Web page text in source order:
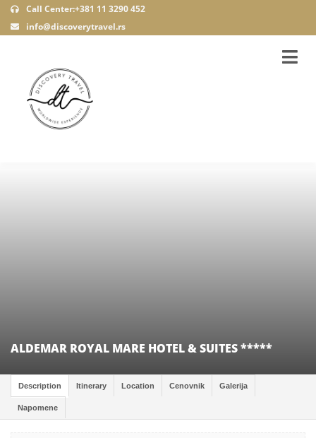
Call Center:+381 11 3290 452
info@discoverytravel.rs
ALDEMAR ROYAL MARE HOTEL & SUITES *****
Description Itinerary Location Cenovnik Galerija
Napomene